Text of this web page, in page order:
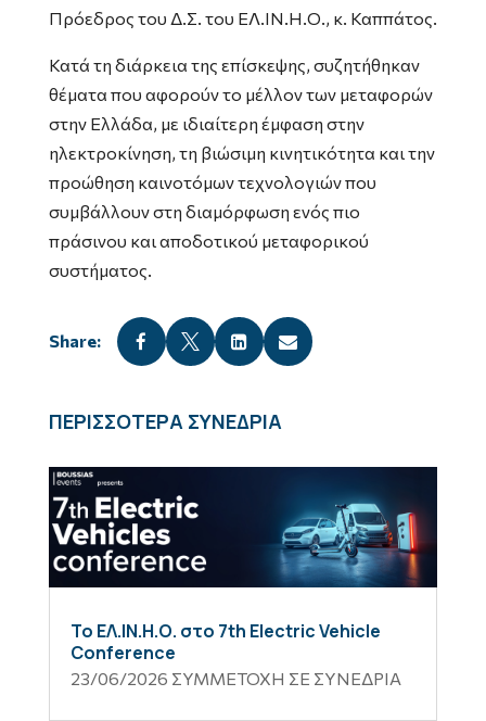
Πρόεδρος του Δ.Σ. του ΕΛ.ΙΝ.Η.Ο., κ. Καππάτος.
Κατά τη διάρκεια της επίσκεψης, συζητήθηκαν
θέματα που αφορούν το μέλλον των μεταφορών
στην Ελλάδα, με ιδιαίτερη έμφαση στην
ηλεκτροκίνηση, τη βιώσιμη κινητικότητα και την
προώθηση καινοτόμων τεχνολογιών που
συμβάλλουν στη διαμόρφωση ενός πιο
πράσινου και αποδοτικού μεταφορικού
συστήματος.
   
ΠΕΡΙΣΣΟΤΕΡΑ ΣΥΝΕΔΡΙΑ
Το ΕΛ.ΙΝ.Η.Ο. στο 7th Electric Vehicle
Conference
23/06/2026 ΣΥΜΜΕΤΟΧΗ ΣΕ ΣΥΝΕΔΡΙΑ